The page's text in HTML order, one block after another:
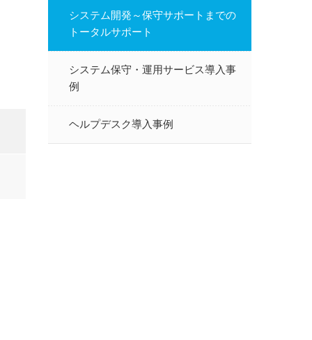
システム開発～保守サポートまでの
トータルサポート
システム保守・運用サービス導入事
例
ヘルプデスク導入事例